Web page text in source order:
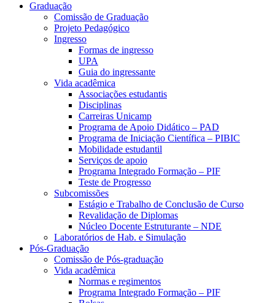
Graduação
Comissão de Graduação
Projeto Pedagógico
Ingresso
Formas de ingresso
UPA
Guia do ingressante
Vida acadêmica
Associações estudantis
Disciplinas
Carreiras Unicamp
Programa de Apoio Didático – PAD
Programa de Iniciação Científica – PIBIC
Mobilidade estudantil
Serviços de apoio
Programa Integrado Formação – PIF
Teste de Progresso
Subcomissões
Estágio e Trabalho de Conclusão de Curso
Revalidação de Diplomas
Núcleo Docente Estruturante – NDE
Laboratórios de Hab. e Simulação
Pós-Graduação
Comissão de Pós-graduação
Vida acadêmica
Normas e regimentos
Programa Integrado Formação – PIF